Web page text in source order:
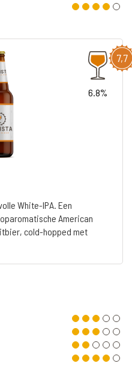
7,7
6.8%
White-IPA. Een
American
cold-hopped met